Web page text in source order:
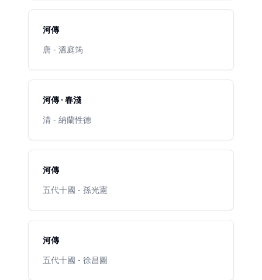
河傳
唐 - 溫庭筠
河傳 · 春淺
清 - 納蘭性德
河傳
五代十國 - 孫光憲
河傳
五代十國 - 徐昌圖